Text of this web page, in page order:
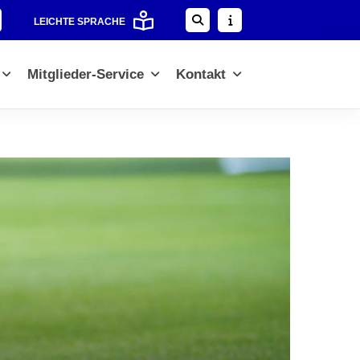
LEICHTE SPRACHE
Mitglieder-Service Kontakt